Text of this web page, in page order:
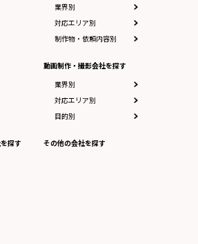
探す
業界別
対応エリア別
制作物・依頼内容別
動画制作・撮影会社を探す
業界別
対応エリア別
目的別
その他の会社を探す